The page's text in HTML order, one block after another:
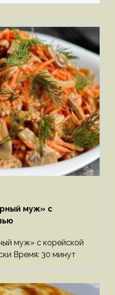
муж» с
муж» с корейской
Время: 30 минут